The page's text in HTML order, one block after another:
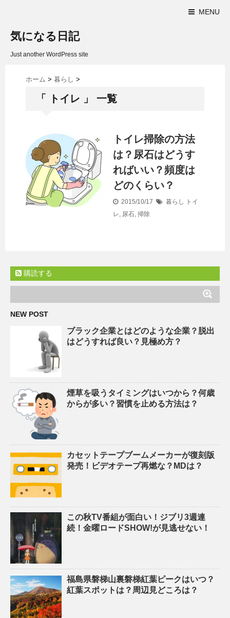
MENU
気になる日記
Just another WordPress site
ホーム > 暮らし >
「 トイレ 」 一覧
トイレ掃除の方法
は？尿石はどうす
ればいい？頻度は
どのくらい？
2015/10/17 暮らし
トイ
レ, 尿石, 掃除
購読する
NEW POST
ブラック企業とはどのような企業？脱出
はどうすれば良い？見極め方？
煙草を吸うタイミングはいつから？何歳
からが多い？習慣を止める方法は？
カセットテープブームメーカーが復刻版
発売！ビデオテープ再燃な？MDは？
この秋TV番組が面白い！ジブリ3週連
続！金曜ロードSHOW!が見逃せない！
福島県磐梯山裏磐梯紅葉ピークはいつ？
紅葉スポットは？周辺見どころは？